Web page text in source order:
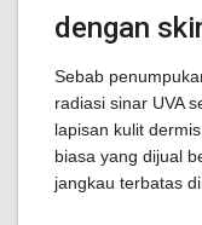
dengan
Sebab
radiasi sinar UVA
lapisan kulit
biasa yang dijual
jangkau terbatas